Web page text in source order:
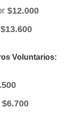
$12.000
$13.600
Voluntarios:
$6.700